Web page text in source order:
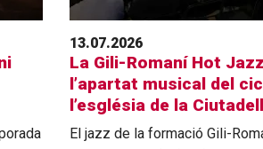
13.07.2026
La Gili-Romaní Hot
l’apartat musical del
l’església de la
El jazz de la formació Gili-